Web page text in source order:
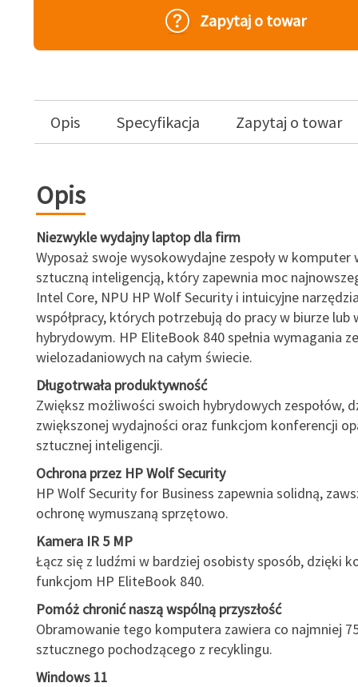
Zapytaj o towar
Opis Specyfikacja Zapytaj o towar
Opis
Niezwykle wydajny laptop dla firm
Wyposaż swoje wysokowydajne zespoły w komputer
sztuczną inteligencją, który zapewnia moc
Intel Core, NPU HP Wolf Security i intuicyjne
współpracy, których potrzebują do pracy w biurze lub
hybrydowym. HP EliteBook 840 spełnia wymagania
wielozadaniowych na całym świecie.
Długotrwała produktywność
Zwiększ możliwości swoich hybrydowych zespołów,
zwiększonej wydajności oraz funkcjom konferencji
sztucznej inteligencji.
Ochrona przez HP Wolf Security
HP Wolf Security for Business zapewnia solidną,
ochronę wymuszaną sprzętowo.
Kamera IR 5 MP
Łącz się z ludźmi w bardziej osobisty sposób, dzięki
funkcjom HP EliteBook 840.
Pomóż chronić naszą wspólną przyszłość
Obramowanie tego komputera zawiera co najmniej
sztucznego pochodzącego z recyklingu.
Windows 11